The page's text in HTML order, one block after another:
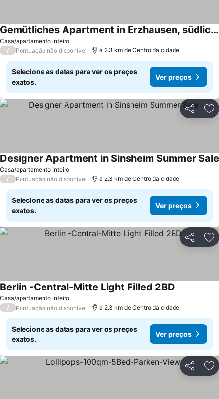
Casa/apartamento inteiro
Gemütliches Apartment in Erzhausen, südliches Rhein-Main-Gebiet
/ Pontuação não disponível a 2.3 km de Centro da cidade
Selecione as datas para ver os preços
exatos.
Ver preços
Partilhar
Casa/apartamento inteiro
Designer Apartment in Sinsheim Summer Sale
/ Pontuação não disponível a 2.3 km de Centro da cidade
Selecione as datas para ver os preços
exatos.
Ver preços
Partilhar
Casa/apartamento inteiro
Berlin -Central-Mitte Light Filled 2BD
/ Pontuação não disponível a 2.3 km de Centro da cidade
Selecione as datas para ver os preços
exatos.
Ver preços
Partilhar